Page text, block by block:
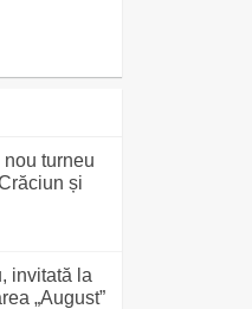
turneu
și
invitată la
„August”